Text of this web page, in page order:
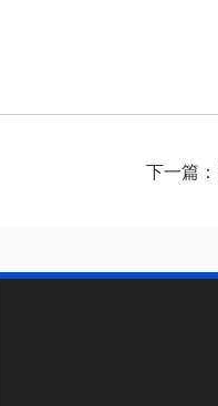
下一篇：